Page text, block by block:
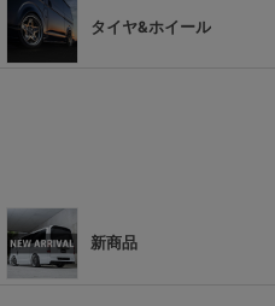
タイヤ&ホイール
新商品